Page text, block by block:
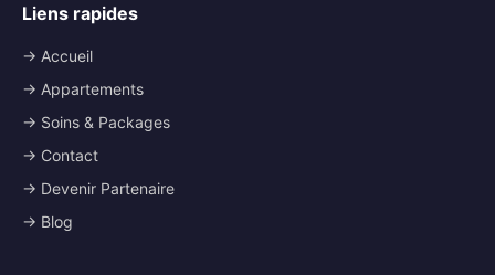
Liens rapides
→ Accueil
→ Appartements
→ Soins & Packages
→ Contact
→ Devenir Partenaire
→ Blog